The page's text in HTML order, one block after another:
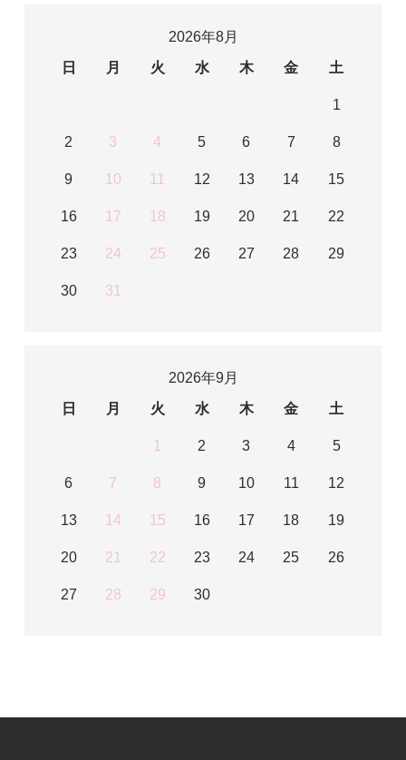
2026年8月
日
月 火 水 木 金 土
1
2 3 4 5 6 7 8
9 10 11 12 13 14 15
16 17 18 19 20 21 22
23 24 25 26 27 28 29
30 31
2026年9月
日
月 火 水 木 金 土
1 2 3 4 5
6 7 8 9 10 11 12
13 14 15 16 17 18 19
20 21 22 23 24 25 26
27 28 29 30